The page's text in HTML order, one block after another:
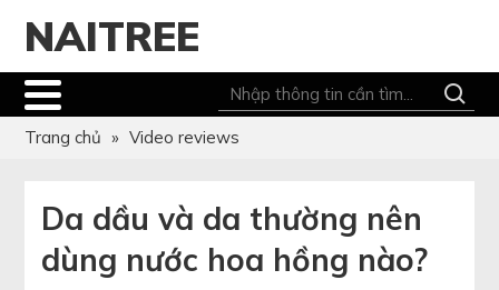
NAITREE
Trang chủ » Video reviews
Da dầu và da thường nên
dùng nước hoa hồng nào?